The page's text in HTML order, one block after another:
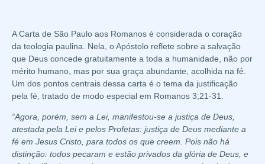
A Carta de São Paulo aos Romanos é considerada o coração
da teologia paulina. Nela, o Apóstolo reflete sobre a salvação
que Deus concede gratuitamente a toda a humanidade, não por
mérito humano, mas por sua graça abundante, acolhida na fé.
Um dos pontos centrais dessa carta é o tema da justificação
pela fé, tratado de modo especial em Romanos 3,21-31.
“Agora, porém, sem a Lei, manifestou-se a justiça de Deus
atestada pela Lei e pelos Profetas: justiça de Deus mediante a
fé em Jesus Cristo, para todos os que creem. Pois não há
distinção: todos pecaram e estão privados da glória de Deus, e